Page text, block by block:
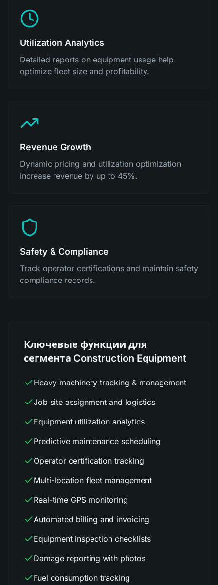
Utilization Analytics
Detailed reports on equipment usage help
optimize fleet size and profitability.
Revenue Growth
Dynamic pricing and utilization optimization
increase revenue by up to 45%.
Safety & Compliance
Track operator certifications and maintain safety
compliance records.
Ключевые функции для
сегмента Construction Equipment
Heavy machinery tracking & management
Job site assignment and logistics
Equipment utilization analytics
Predictive maintenance scheduling
Operator certification tracking
Multi-location fleet management
Real-time GPS monitoring
Automated billing and invoicing
Equipment inspection checklists
Damage reporting with photos
Fuel consumption tracking